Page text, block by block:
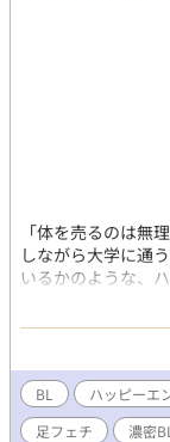
「体を売るのは
しながら大学に通
いるかのような、
二人が、脚を見ら
ゼントされ、古い
徐々にエスカレー
せて欲しいと、契
ック男×極貧苦労
ラブコメ！！
BL ハッピーエ
足フェチ
濃密BL